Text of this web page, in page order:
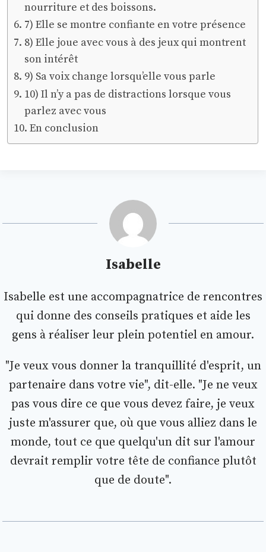
nourriture et des boissons.
7) Elle se montre confiante en votre présence
8) Elle joue avec vous à des jeux qui montrent
son intérêt
9) Sa voix change lorsqu’elle vous parle
10) Il n’y a pas de distractions lorsque vous
parlez avec vous
En conclusion
Isabelle
Isabelle est une accompagnatrice de rencontres
qui donne des conseils pratiques et aide les
gens à réaliser leur plein potentiel en amour.
"Je veux vous donner la tranquillité d'esprit, un
partenaire dans votre vie", dit-elle. "Je ne veux
pas vous dire ce que vous devez faire, je veux
juste m'assurer que, où que vous alliez dans le
monde, tout ce que quelqu'un dit sur l'amour
devrait remplir votre tête de confiance plutôt
que de doute".